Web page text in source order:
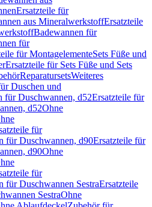
Ersatzteile für
aus MineralwerkstoffErsatzteile
Badewannen für
für
für MontagelementeSets Füße und
Ersatzteile für Sets Füße und Sets
ReparatursetsWeiteres
Duschen und
für Duschwannen, d52Ersatzteile für
d52Ohne
für
für Duschwannen, d90Ersatzteile für
d90Ohne
für
für Duschwannen SestraErsatzteile
SestraOhne